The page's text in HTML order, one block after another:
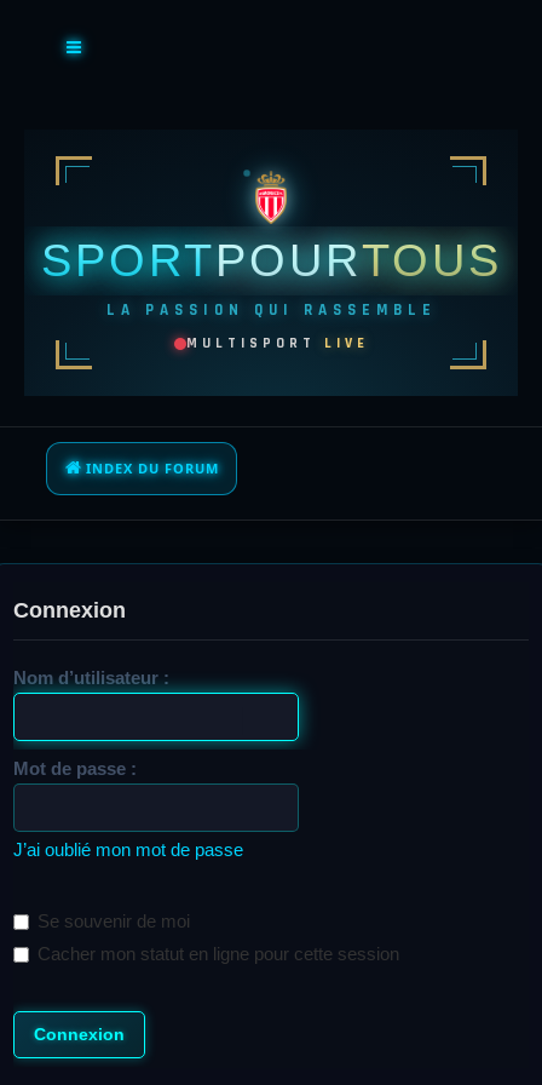
SPORTPOURTOUS
LA PASSION QUI RASSEMBLE
MULTISPORT LIVE
INDEX DU FORUM
Connexion
Nom d’utilisateur :
Mot de passe :
J’ai oublié mon mot de passe
Se souvenir de moi
Cacher mon statut en ligne pour cette session